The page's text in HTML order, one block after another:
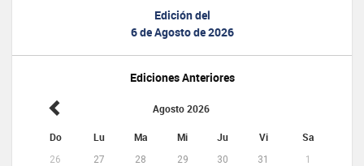
Edición del
6 de Agosto de 2026
Ediciones Anteriores
Agosto 2026
Do Lu Ma Mi Ju Vi Sa
26 27 28 29 30 31
1